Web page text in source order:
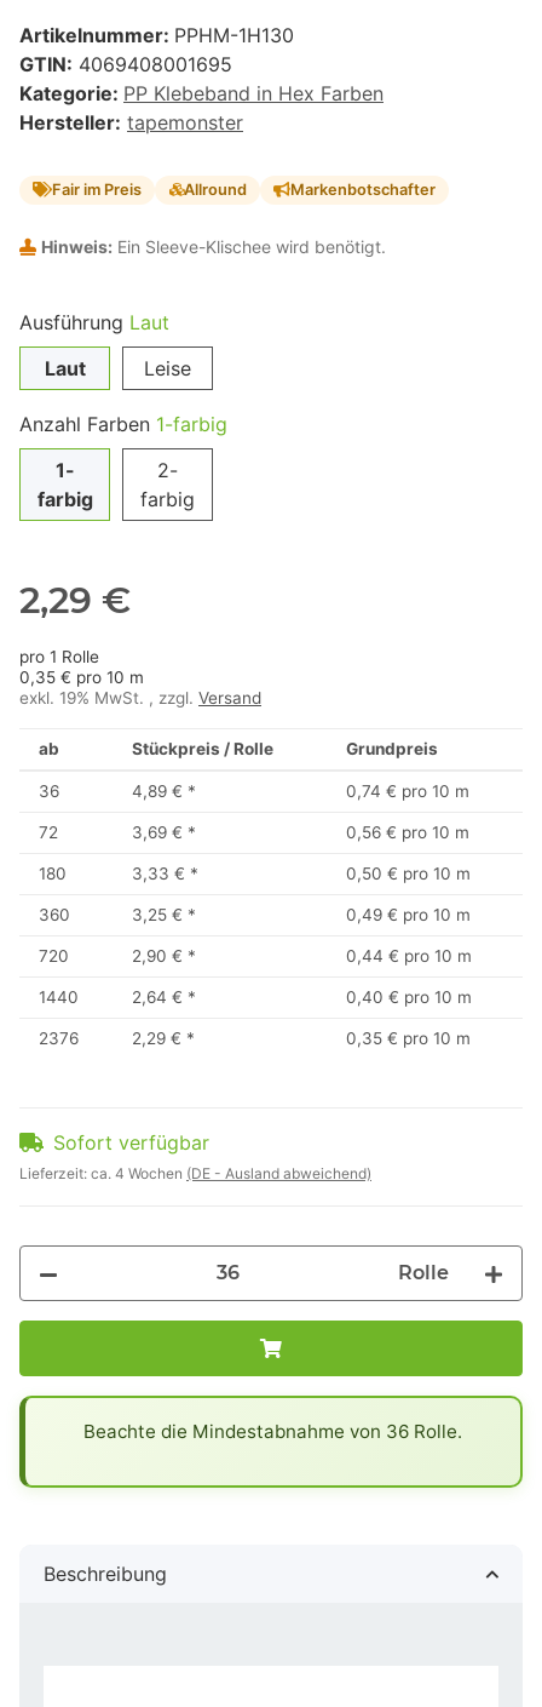
Artikelnummer: PPHM-1H130
GTIN: 4069408001695
Kategorie: PP Klebeband in Hex Farben
Hersteller: tapemonster
Fair im Preis Allround Markenbotschafter
Hinweis: Ein Sleeve-Klischee wird benötigt.
Ausführung Laut
Laut
Leise
Anzahl Farben 1-farbig
1-
farbig
2-
farbig
2,29 €
pro 1 Rolle
0,35 € pro 10 m
exkl. 19% MwSt. , zzgl. Versand
ab Stückpreis / Rolle Grundpreis
36 4,89 € * 0,74 € pro 10 m
72 3,69 € * 0,56 € pro 10 m
180 3,33 € * 0,50 € pro 10 m
360 3,25 € * 0,49 € pro 10 m
720 2,90 € * 0,44 € pro 10 m
1440 2,64 € * 0,40 € pro 10 m
2376 2,29 € * 0,35 € pro 10 m
Sofort verfügbar
Lieferzeit: ca. 4 Wochen (DE - Ausland abweichend)
Rolle
Beachte die Mindestabnahme von 36 Rolle.
Beschreibung